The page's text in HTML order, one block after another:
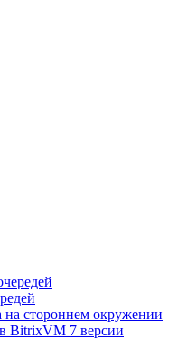
на стороннем окружении
BitrixVM 7 версии